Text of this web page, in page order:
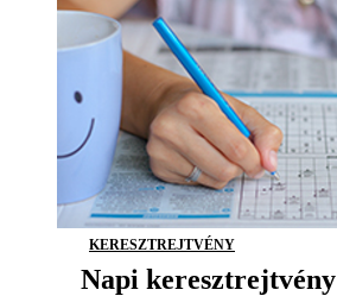
KERESZTREJTVÉNY
Napi keresztrejtvény